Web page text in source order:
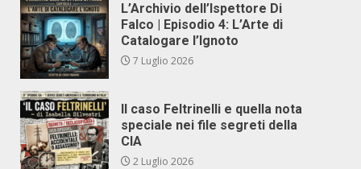
L’Archivio dell’Ispettore Di
Falco | Episodio 4: L’Arte di
Catalogare l’Ignoto
7 Luglio 2026
Il caso Feltrinelli e quella nota
speciale nei file segreti della
CIA
2 Luglio 2026